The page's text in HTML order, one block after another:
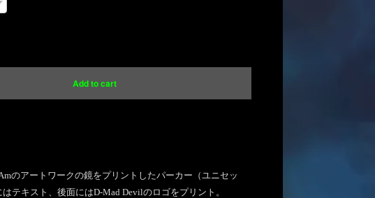
Add to cart
のアートワークの鏡をプリントしたパーカー（ユニセッ
テキスト、後面にはD-Mad Devilのロゴをプリント。